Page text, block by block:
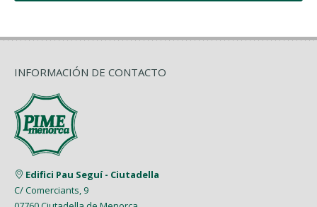
INFORMACIÓN DE CONTACTO
Edifici Pau Seguí - Ciutadella
C/ Comerciants, 9